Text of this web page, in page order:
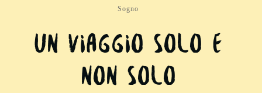
Sogno
Un viaggio solo e
non solo